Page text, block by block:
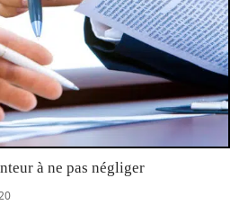
à ne pas négliger